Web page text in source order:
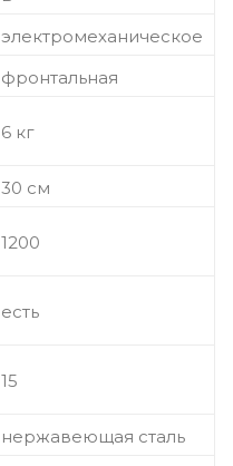
электромеханическое
фронтальная
6 кг
30 см
1200
есть
15
нержавеющая сталь